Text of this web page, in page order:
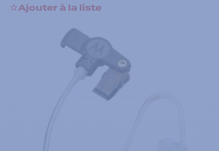
Ajouter à la liste